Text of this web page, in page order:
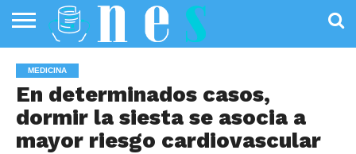
PÚBLICA
SANIDAD
INVESTIGACIÓN
ENTREVISTAS
PROFESIONALES
DE LA SALUD
INFOGRAFÍAS
DE SALUD
OPINIÓN
MEDICINA
En determinados casos,
dormir la siesta se asocia a
mayor riesgo cardiovascular